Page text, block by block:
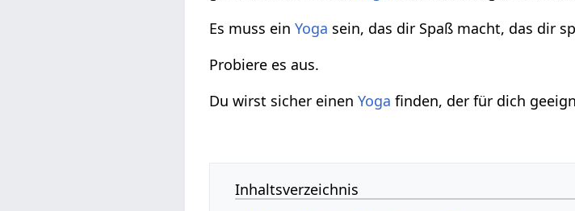
Es muss einYoga sein, das dir Spaß macht, das dir
Probiere es aus.
Du wirst sicher einenYoga finden, der für dich
Inhaltsverzeichnis